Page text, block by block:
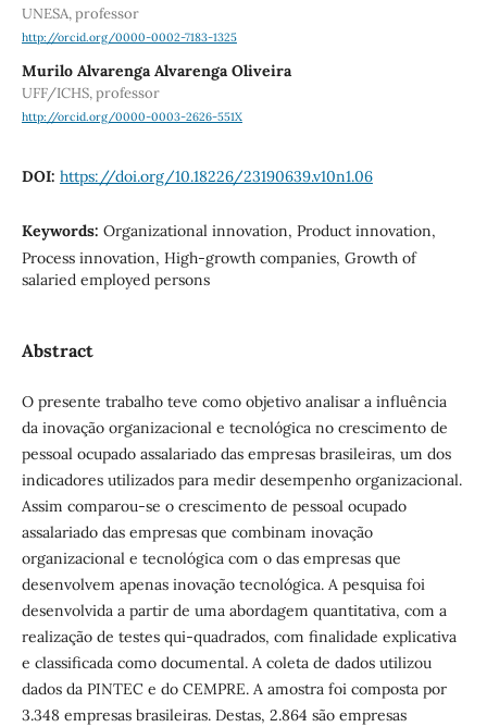
UNESA, professor
http://orcid.org/0000-0002-7183-1325
Murilo Alvarenga Alvarenga Oliveira
UFF/ICHS, professor
http://orcid.org/0000-0003-2626-551X
DOI: https://doi.org/10.18226/23190639.v10n1.06
Keywords: Organizational innovation, Product innovation,
Process innovation, High-growth companies, Growth of
salaried employed persons
Abstract
O presente trabalho teve como objetivo analisar a influência
da inovação organizacional e tecnológica no crescimento de
pessoal ocupado assalariado das empresas brasileiras, um dos
indicadores utilizados para medir desempenho organizacional.
Assim comparou-se o crescimento de pessoal ocupado
assalariado das empresas que combinam inovação
organizacional e tecnológica com o das empresas que
desenvolvem apenas inovação tecnológica. A pesquisa foi
desenvolvida a partir de uma abordagem quantitativa, com a
realização de testes qui-quadrados, com finalidade explicativa
e classificada como documental. A coleta de dados utilizou
dados da PINTEC e do CEMPRE. A amostra foi composta por
3.348 empresas brasileiras. Destas, 2.864 são empresas